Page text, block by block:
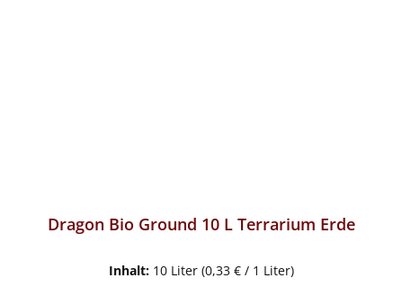
Dragon Bio Ground 10 L Terrarium Erde
Inhalt: 10 Liter (0,33 € / 1 Liter)